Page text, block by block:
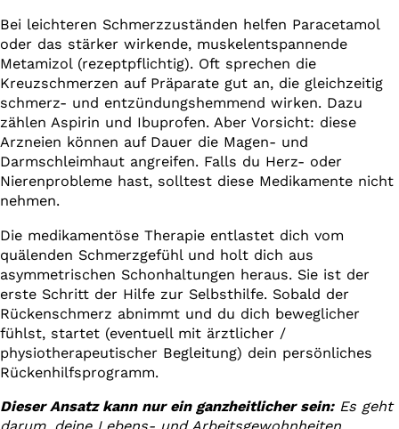
Bei leichteren Schmerzzuständen helfen Paracetamol
oder das stärker wirkende, muskelentspannende
Metamizol (rezeptpflichtig). Oft sprechen die
Kreuzschmerzen auf Präparate gut an, die gleichzeitig
schmerz- und entzündungshemmend wirken. Dazu
zählen Aspirin und Ibuprofen. Aber Vorsicht: diese
Arzneien können auf Dauer die Magen- und
Darmschleimhaut angreifen. Falls du Herz- oder
Nierenprobleme hast, solltest diese Medikamente nicht
nehmen.
Die medikamentöse Therapie entlastet dich vom
quälenden Schmerzgefühl und holt dich aus
asymmetrischen Schonhaltungen heraus. Sie ist der
erste Schritt der Hilfe zur Selbsthilfe. Sobald der
Rückenschmerz abnimmt und du dich beweglicher
fühlst, startet (eventuell mit ärztlicher /
physiotherapeutischer Begleitung) dein persönliches
Rückenhilfsprogramm.
Dieser Ansatz kann nur ein ganzheitlicher sein: Es geht